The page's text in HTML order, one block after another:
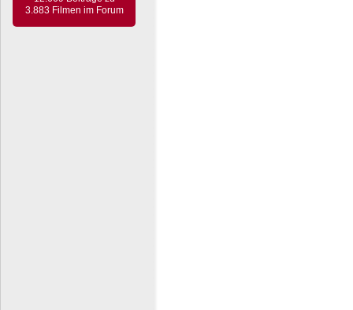
3.883 Filmen im Forum